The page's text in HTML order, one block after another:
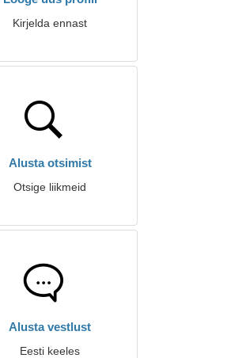
Kirjelda ennast
Alusta otsimist
Otsige liikmeid
Alusta vestlust
Eesti keeles